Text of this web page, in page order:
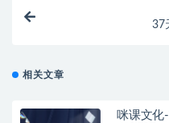
37
相关文章
咪课文化